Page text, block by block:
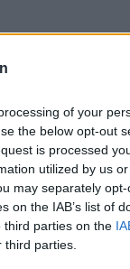
of your
the below opt-out
is processed
utilized by us
may separately
on the IAB’s list of
third parties on the
parties.
του